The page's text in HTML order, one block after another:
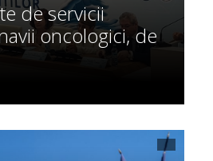
de servicii
oncologici, de